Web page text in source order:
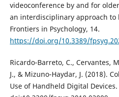
videoconference by and for
an interdisciplinary approach
Frontiers in Psychology, 14.
https://doi.org/10.3389/
Ricardo-Barreto, C., Cervantes,
J., & Mizuno-Haydar, J. (2018).
Use of Handheld Digital